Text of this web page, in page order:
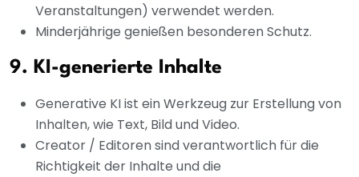
Veranstaltungen) verwendet werden.
Minderjährige genießen besonderen Schutz.
9. KI-generierte Inhalte
Generative KI ist ein Werkzeug zur Erstellung von
Inhalten, wie Text, Bild und Video.
Creator / Editoren sind verantwortlich für die
Richtigkeit der Inhalte und die